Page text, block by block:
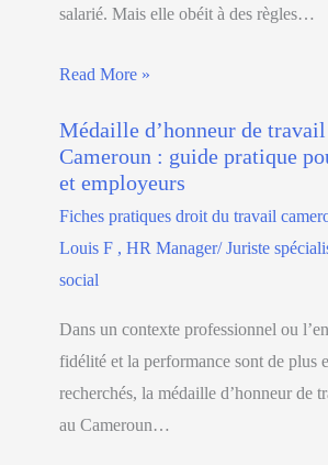
salarié. Mais elle obéit à des règles…
Read More »
Médaille d’honneur de travail
Cameroun : guide pratique
et employeurs
Fiches pratiques droit du travail
Louis F , HR Manager/ Juriste
social
Dans un contexte professionnel ou
fidélité et la performance sont de plus
recherchés, la médaille d’honneur de
au Cameroun…